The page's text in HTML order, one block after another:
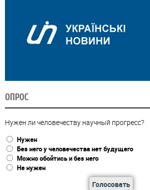
ОПРОС
Нужен ли человечеству научный прогресс?
Нужен
Без него у человечества нет будущего
Можно обойтись и без него
Не нужен
Голосовать